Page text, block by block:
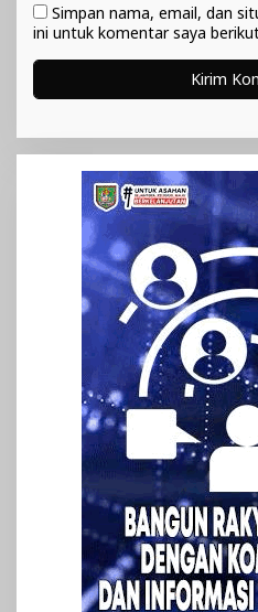
Simpan nama, email, dan
ini untuk komentar saya